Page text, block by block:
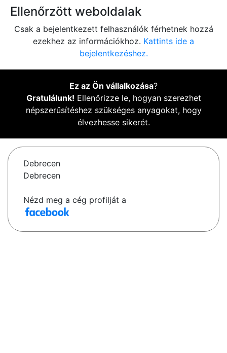
Ellenőrzött weboldalak
Csak a bejelentkezett felhasználók férhetnek hozzá
ezekhez az információkhoz. Kattints ide a
bejelentkezéshez.
Ez az Ön vállalkozása?
Gratulálunk! Ellenőrizze le, hogyan szerezhet
népszerűsítéshez szükséges anyagokat, hogy
élvezhesse sikerét.
Debrecen
Debrecen
Nézd meg a cég profilját a